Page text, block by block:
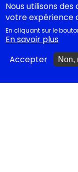
Nous utilisons
votre expérience
En cliquant sur le
En savoir plus
Accepter
Non,